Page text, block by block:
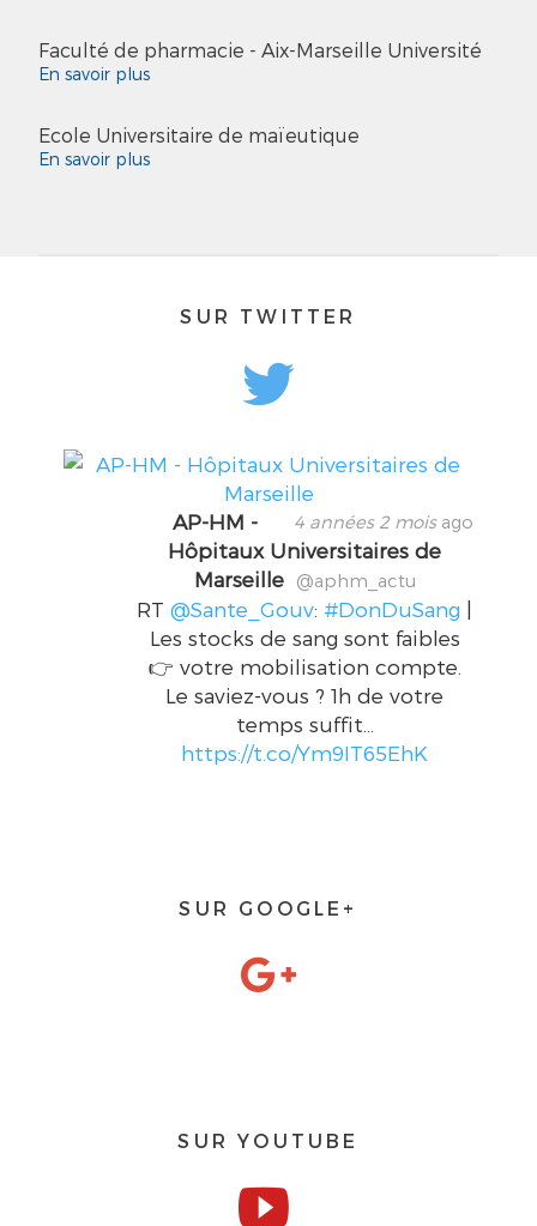
Faculté de pharmacie - Aix-Marseille Université
En savoir plus
Ecole Universitaire de maïeutique
En savoir plus
SUR TWITTER
4 années 2 moisago
AP-HM -
Hôpitaux Universitaires de
Marseille
@aphm_actu
RT @Sante_Gouv: #DonDuSang |
Les stocks de sang sont faibles
👉 votre mobilisation compte.
Le saviez-vous ? 1h de votre
temps suffit…
https://t.co/Ym9IT65EhK
SUR GOOGLE+
SUR YOUTUBE